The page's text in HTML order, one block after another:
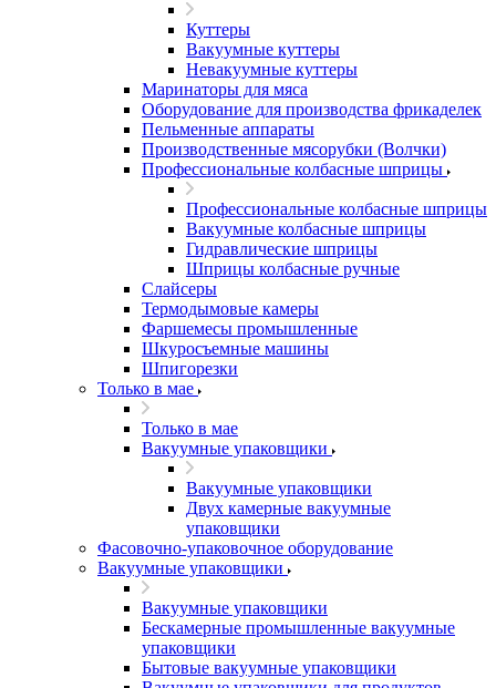
Куттеры
Вакуумные куттеры
Невакуумные куттеры
Маринаторы для мяса
Оборудование для производства фрикаделек
Пельменные аппараты
Производственные мясорубки (Волчки)
Профессиональные колбасные шприцы
Профессиональные колбасные шприцы
Вакуумные колбасные шприцы
Гидравлические шприцы
Шприцы колбасные ручные
Слайсеры
Термодымовые камеры
Фаршемесы промышленные
Шкуросъемные машины
Шпигорезки
Только в мае
Только в мае
Вакуумные упаковщики
Вакуумные упаковщики
Двух камерные вакуумные
упаковщики
Фасовочно-упаковочное оборудование
Вакуумные упаковщики
Вакуумные упаковщики
Бескамерные промышленные вакуумные
упаковщики
Бытовые вакуумные упаковщики